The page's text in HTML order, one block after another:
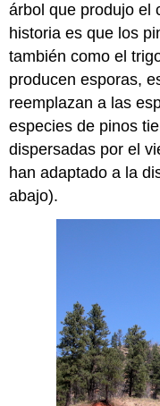
árbol que produjo el
historia es que los
también como el
producen esporas,
reemplazan a las
especies de pinos
dispersadas por el
han adaptado a la
abajo).